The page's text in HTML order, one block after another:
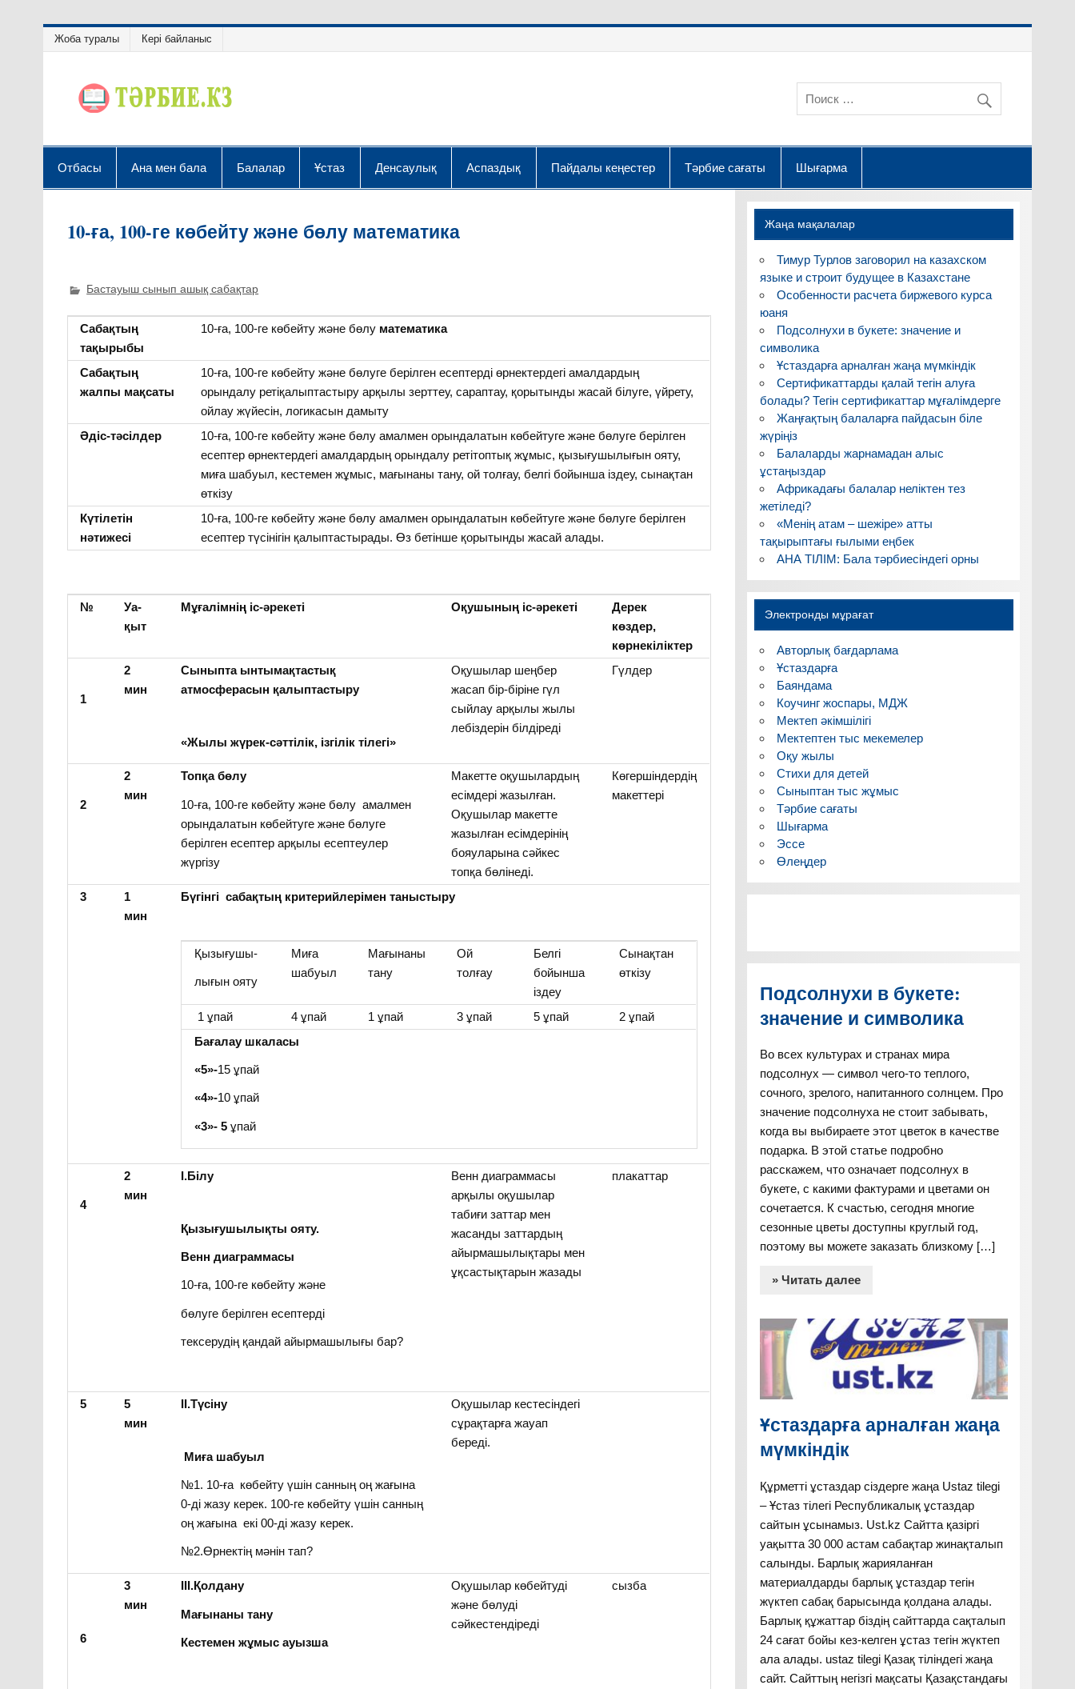
Жоба туралы Кері байланыс
Отбасы Ана мен бала Балалар Ұстаз Денсаулық Аспаздық Пайдалы кеңестер Тәрбие сағаты Шығарма
10-ға, 100-ге көбейту және бөлу математика
Бастауыш сынып ашық сабақтар
Сабақтың
тақырыбы
10-ға, 100-ге көбейту және бөлу математика
Сабақтың
жалпы мақсаты
10-ға, 100-ге көбейту және бөлуге берілген есептерді өрнектердегі амалдардың
орындалу ретіқалыптастыру арқылы зерттеу, сараптау, қорытынды жасай білуге, үйрету,
ойлау жүйесін, логикасын дамыту
Әдіс-тәсілдер
10-ға, 100-ге көбейту және бөлу амалмен орындалатын көбейтуге және бөлуге берілген
есептер өрнектердегі амалдардың орындалу ретітоптық жұмыс, қызығушылығын ояту,
миға шабуыл, кестемен жұмыс, мағынаны тану, ой толғау, белгі бойынша іздеу, сынақтан
өткізу
Күтілетін
нәтижесі
10-ға, 100-ге көбейту және бөлу амалмен орындалатын көбейтуге және бөлуге берілген
есептер түсінігін қалыптастырады. Өз бетінше қорытынды жасай алады.
№
Уа-
қыт
Мұғалімнің іс-әрекеті Оқушының іс-әрекеті
Дерек
көздер,
көрнекіліктер
1
2
мин
Сыныпта ынтымақтастық
атмосферасын қалыптастыру
«Жылы жүрек-сәттілік, ізгілік тілегі»
Оқушылар шеңбер
жасап бір-біріне гүл
сыйлау арқылы жылы
лебіздерін білдіреді
Гүлдер
2
2
мин
Топқа бөлу
10-ға, 100-ге көбейту және бөлу амалмен
орындалатын көбейтуге және бөлуге
берілген есептер арқылы есептеулер
жүргізу
Макетте оқушылардың
есімдері жазылған.
Оқушылар макетте
жазылған есімдерінің
бояуларына сәйкес
топқа бөлінеді.
Көгершіндердің
макеттері
3
1
мин
Бүгінгі сабақтың критерийлерімен таныстыру
Қызығушы-
лығын ояту
Миға
шабуыл
Мағынаны
тану
Ой
толғау
Белгі
бойынша
іздеу
Сынақтан
өткізу
1 ұпай 4 ұпай 1 ұпай 3 ұпай 5 ұпай
2 ұпай
Бағалау шкаласы
«5»-15 ұпай
«4»-10 ұпай
«3»- 5 ұпай
4
2
мин
І.Білу
Қызығушылықты ояту.
Венн диаграммасы
10-ға, 100-ге көбейту және
бөлуге берілген есептерді
тексерудің қандай айырмашылығы бар?
Венн диаграммасы
арқылы оқушылар
табиғи заттар мен
жасанды заттардың
айырмашылықтары мен
ұқсастықтарын жазады
плакаттар
5
5
мин
ІІ.Түсіну
Миға шабуыл
№1. 10-ға көбейту үшін санның оң жағына
0-ді жазу керек. 100-ге көбейту үшін санның
оң жағына екі 00-ді жазу керек.
№2.Өрнектің мәнін тап?
Оқушылар кестесіндегі
сұрақтарға жауап
береді.
6
3
мин
ІІІ.Қолдану
Мағынаны тану
Кестемен жұмыс ауызша
Оқушылар көбейтуді
және бөлуді
сәйкестендіреді
сызба
Жаңа мақалалар
Тимур Турлов заговорил на казахском
языке и строит будущее в Казахстане
Особенности расчета биржевого курса
юаня
Подсолнухи в букете: значение и
символика
Ұстаздарға арналған жаңа мүмкіндік
Сертификаттарды қалай тегін алуға
болады? Тегін сертификаттар мұғалімдерге
Жаңғақтың балаларға пайдасын біле
жүріңіз
Балаларды жарнамадан алыс
ұстаңыздар
Африкадағы балалар неліктен тез
жетіледі?
«Менің атам – шежіре» атты
тақырыптағы ғылыми еңбек
АНА ТІЛІМ: Бала тәрбиесіндегі орны
Электронды мұрағат
Авторлық бағдарлама
Ұстаздарға
Баяндама
Коучинг жоспары, МДЖ
Мектеп әкімшілігі
Мектептен тыс мекемелер
Оқу жылы
Стихи для детей
Сыныптан тыс жұмыс
Тәрбие сағаты
Шығарма
Эссе
Өлеңдер
Подсолнухи в букете:
значение и символика
Во всех культурах и странах мира
подсолнух — символ чего-то теплого,
сочного, зрелого, напитанного солнцем. Про
значение подсолнуха не стоит забывать,
когда вы выбираете этот цветок в качестве
подарка. В этой статье подробно
расскажем, что означает подсолнух в
букете, с какими фактурами и цветами он
сочетается. К счастью, сегодня многие
сезонные цветы доступны круглый год,
поэтому вы можете заказать близкому […]
» Читать далее
Ұстаздарға арналған жаңа
мүмкіндік
Құрметті ұстаздар сіздерге жаңа Ustaz tilegi
– Ұстаз тілегі Республикалық ұстаздар
сайтын ұсынамыз. Ust.kz Сайтта қазіргі
уақытта 30 000 астам сабақтар жинақталып
салынды. Барлық жарияланған
материалдарды барлық ұстаздар тегін
жүктеп сабақ барысында қолдана алады.
Барлық құжаттар біздің сайттарда сақталып
24 сағат бойы кез-келген ұстаз тегін жүктеп
ала алады. ustaz tilegi Қазақ тіліндегі жаңа
сайт. Сайттың негізгі мақсаты Қазақстандағы